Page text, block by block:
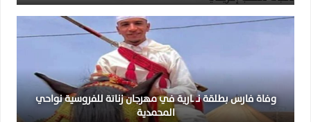
وفاة فارس بطلقة نـ ـارية في مهرجان زناتة للفروسية نواحي
المحمدية